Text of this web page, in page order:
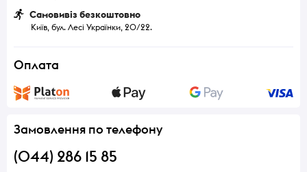
Самовивіз безкоштовно
Київ, бул. Лесі Українки, 20/22.
Оплата
Замовлення по телефону
(044) 286 15 85